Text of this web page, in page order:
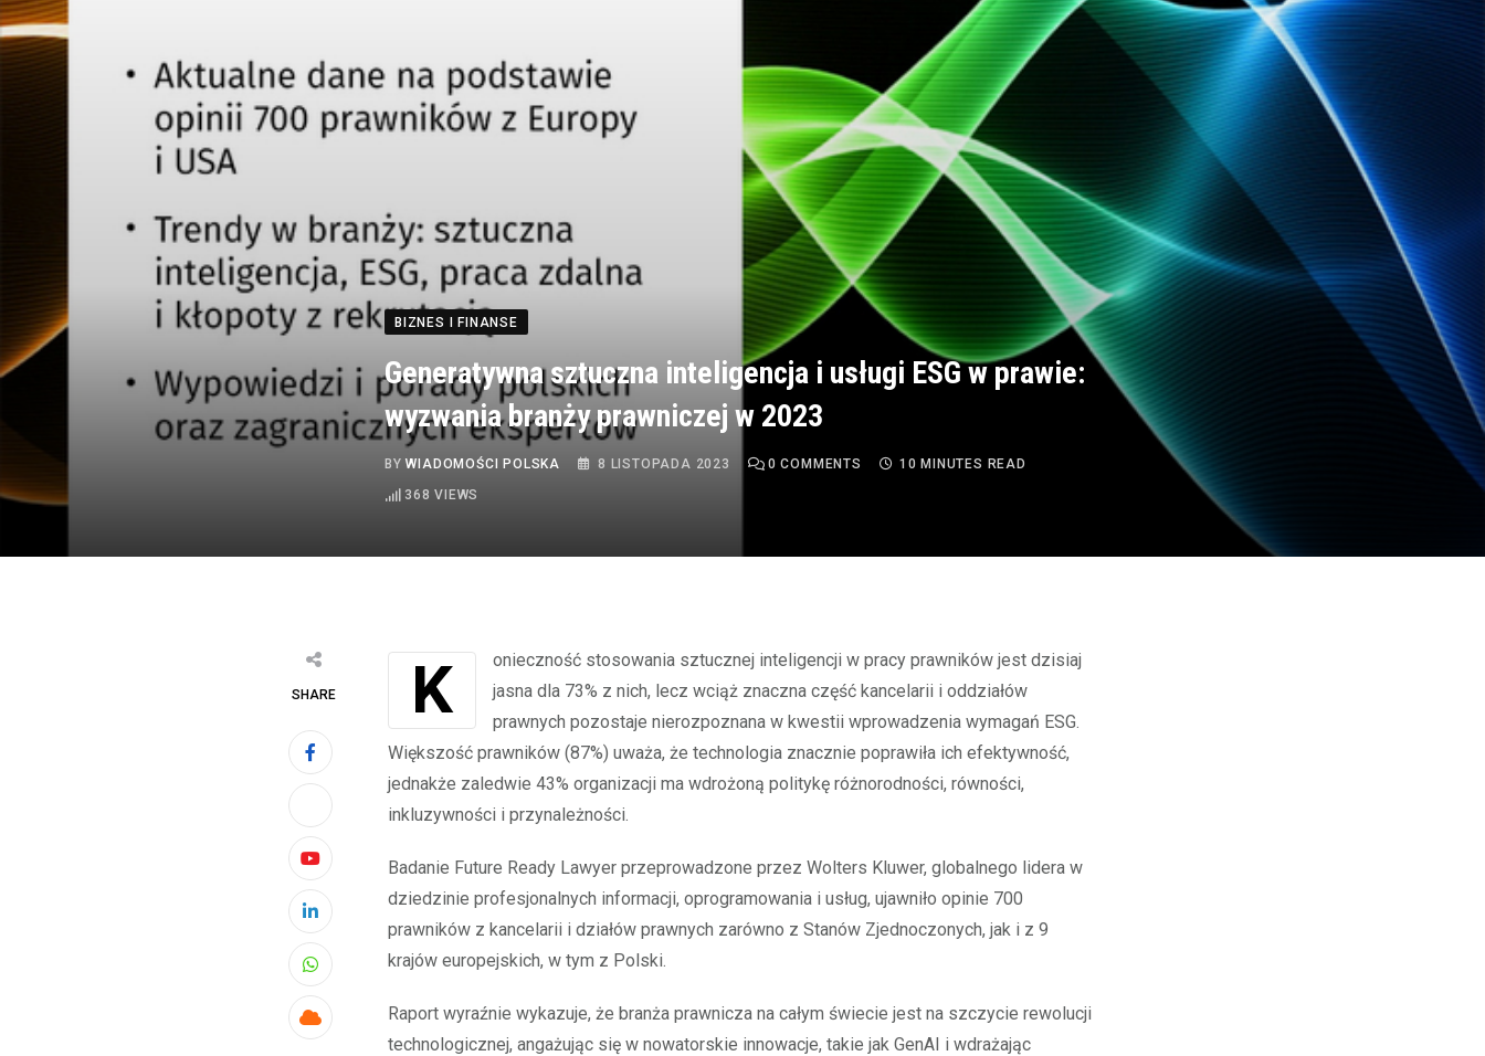
BIZNES I FINANSE
Generatywna sztuczna inteligencja i usługi ESG w prawie:
wyzwania branży prawniczej w 2023
BYWIADOMOŚCI POLSKA 8 LISTOPADA 2023 0 COMMENTS
10 MINUTES READ
368 VIEWS
SHARE
Youtube
LinkedIn
Whatsapp
Cloud
Konieczność stosowania sztucznej inteligencji w pracy prawników jest dzisiaj
jasna dla 73% z nich, lecz wciąż znaczna część kancelarii i oddziałów
prawnych pozostaje nierozpoznana w kwestii wprowadzenia wymagań ESG.
Większość prawników (87%) uważa, że technologia znacznie poprawiła ich efektywność,
jednakże zaledwie 43% organizacji ma wdrożoną politykę różnorodności, równości,
inkluzywności i przynależności.
Badanie Future Ready Lawyer przeprowadzone przez Wolters Kluwer, globalnego lidera w
dziedzinie profesjonalnych informacji, oprogramowania i usług, ujawniło opinie 700
prawników z kancelarii i działów prawnych zarówno z Stanów Zjednoczonych, jak i z 9
krajów europejskich, w tym z Polski.
Raport wyraźnie wykazuje, że branża prawnicza na całym świecie jest na szczycie rewolucji
technologicznej, angażując się w nowatorskie innowacje, takie jak GenAI i wdrażając